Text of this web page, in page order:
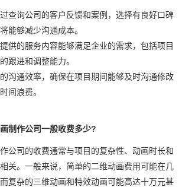
查询公司的客户反馈和案例，选择有良好口碑
能够减少沟通成本。
供的服务内容能够满足企业的需求，包括项目
跟进和调整能力。
沟通效率，确保在项目期间能够及时沟通修改
间浪费。
制作公司一般收费多少?
公司的收费通常与项目的复杂性、动画时长和
关。一般来说，简单的二维动画费用可能在几
复杂的三维动画和特效动画可能高达十万元甚